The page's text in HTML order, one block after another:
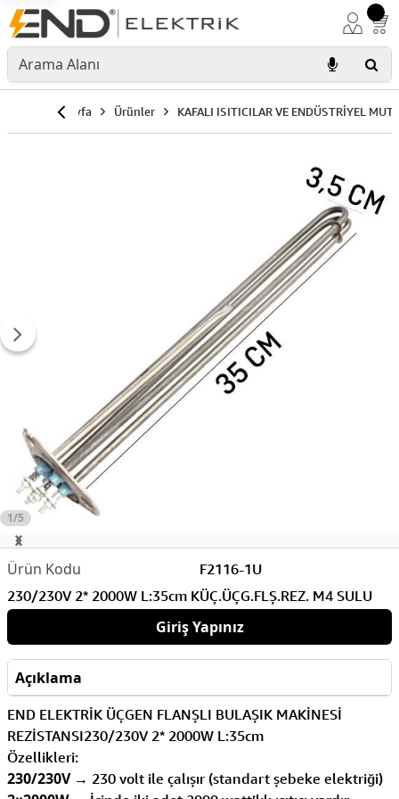
Anasayfa Ürünler KAFALI ISITICILAR VE ENDÜSTRİYEL
1/5
F2116-1U
230/230V 2* 2000W L:35cm KÜÇ.ÜÇG.FLŞ.REZ. M4 SULU
Giriş Yapınız
Açıklama
END ELEKTRİK ÜÇGEN FLANŞLI BULAŞIK MAKİNESİ
REZİSTANSI230/230V 2* 2000W L:35cm
Özellikleri:
230/230V→ 230 volt ile çalışır (standart şebeke elektriği)